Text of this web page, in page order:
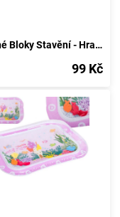
Dřevěné Bloky Stavění - Hra Stavění z Dřeva
99 Kč